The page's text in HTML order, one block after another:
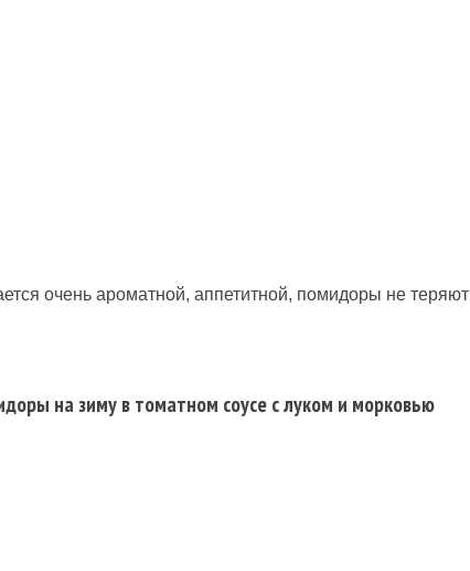
очень ароматной, аппетитной, помидоры не теряют
на зиму в томатном соусе с луком и морковью